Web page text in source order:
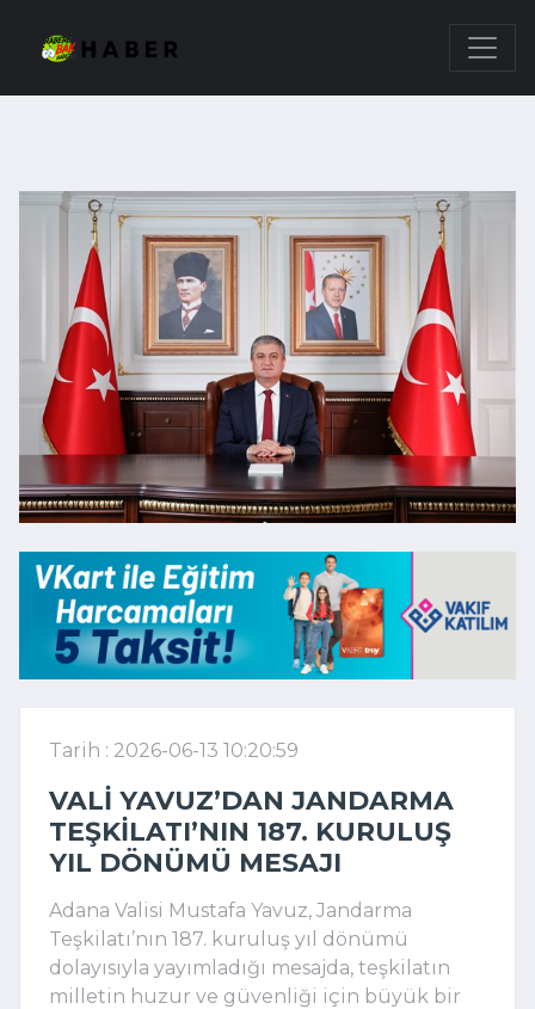
Tarih : 2026-06-13 10:20:59
VALI YAVUZ’DAN JANDARMA
TEŞKILATI’NIN 187. KURULUŞ
YIL DÖNÜMÜ MESAJI
Adana Valisi Mustafa Yavuz, Jandarma
Teşkilatı’nın 187. kuruluş yıl dönümü
dolayısıyla yayımladığı mesajda, teşkilatın
milletin huzur ve güvenliği için büyük bir